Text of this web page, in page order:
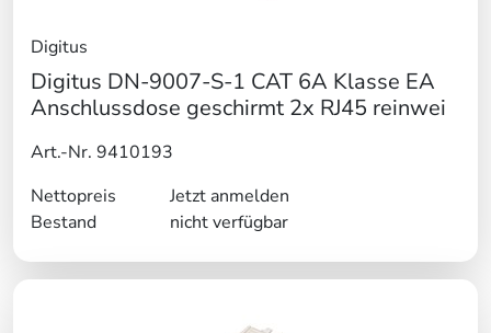
Digitus
Digitus DN-9007-S-1 CAT 6A Klasse EA
Anschlussdose geschirmt 2x RJ45 reinwei
Art.-Nr. 9410193
Nettopreis
Jetzt anmelden
Bestand
nicht verfügbar